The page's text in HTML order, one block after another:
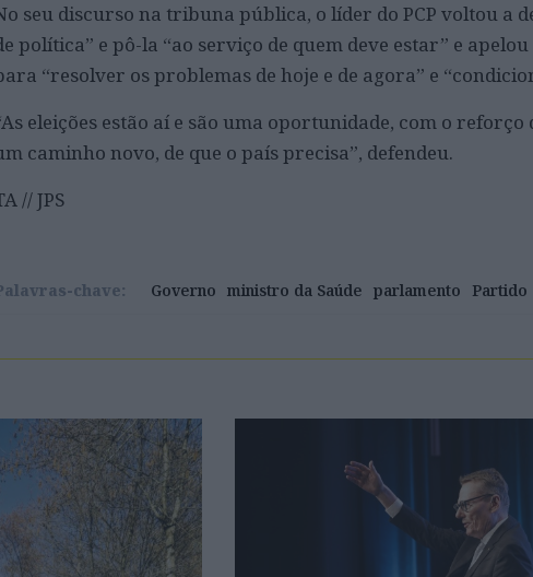
seu discurso na tribuna pública, o líder do PCP voltou a
política” e pô-la “ao serviço de quem deve estar” e
“resolver os problemas de hoje e de agora” e
eleições estão aí e são uma oportunidade, com o
caminho novo, de que o país precisa”, defendeu.
// JPS
chave: Governo ministro da Saúde parlamento Partido